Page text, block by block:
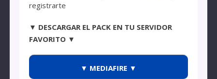
registrarte
▼ DESCARGAR EL PACK EN TU SERVIDOR
FAVORITO ▼
▼ MEDIAFIRE ▼